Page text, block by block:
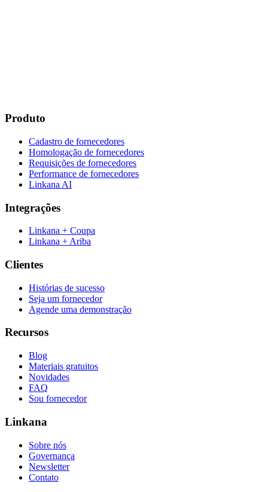
Produto
Cadastro de fornecedores
Homologação de fornecedores
Requisições de fornecedores
Performance de fornecedores
Linkana AI
Integrações
Linkana + Coupa
Linkana + Ariba
Clientes
Histórias de sucesso
Seja um fornecedor
Agende uma demonstração
Recursos
Blog
Materiais gratuitos
Novidades
FAQ
Sou fornecedor
Linkana
Sobre nós
Governança
Newsletter
Contato